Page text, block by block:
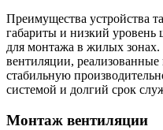
Преимущества устройства
габариты и низкий уровень
для монтажа в жилых
вентиляции,
стабильную
системой и долгий срок
Монтаж вентиляции